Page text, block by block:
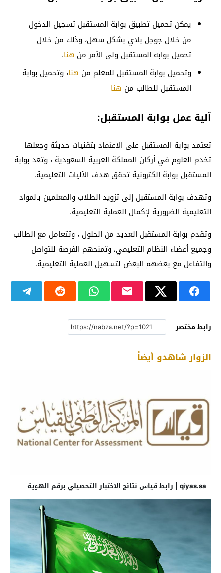
يمكن تحميل تطبيق بوابة المستقبل تسجيل الدخول
من خلال جوجل بلاي بشكل سهل، وذلك من خلال
تحميل بوابة المستقبل ولى الأمر من هنا.
وتحميل بوابة المستقبل للمعلم من هنا، وتحميل بوابة
المستقبل للطالب من هنا.
آلية عمل بوابة المستقبل:
تعتمد بوابة المستقبل على الاعتماد بتقنيات حديثة وجعلها
تخدم العلوم في أركان المملكة العربية السعودية ، وتعد بوابة
المستقبل بوابة إلكترونية تحقق هدف الآليات التعليمية.
وتهدف بوابة المستقبل إلى تزويد الطلاب والمعلمين بالمواد
التعليمية الضرورية لإكمال العملية التعليمية.
وتقدم بوابة المستقبل العديد من الحلول ، وتتعامل مع الطالب
وجميع أعضاء النظام التعليمي، وتمنحهم الفرصة للتواصل
والتفاعل مع بعضهم البعض لتسهيل العملية التعليمية.
رابط مختصر
الزوار شاهدو أيضاً
qiyas.sa | رابط قياس نتائج الاختبار التحصيلي برقم الهوية